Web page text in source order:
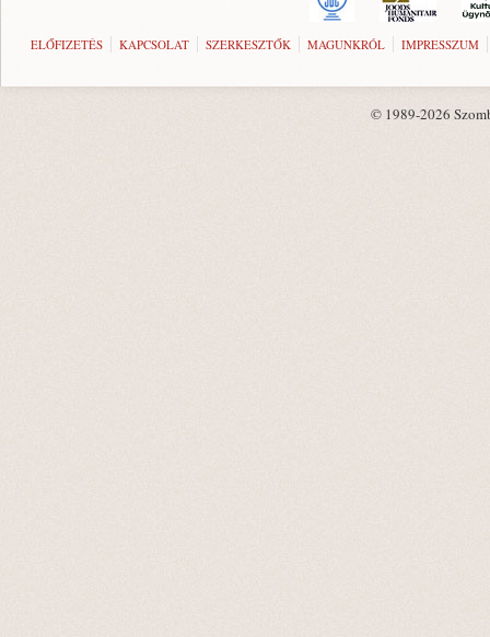
ELŐFIZETÉS KAPCSOLAT SZERKESZTŐK MAGUNKRÓL IMPRESSZUM
© 1989-2026